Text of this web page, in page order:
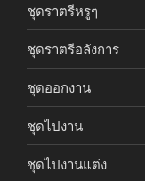
ชุดราตรีหรูๆ
ชุดราตรีอลังการ
ชุดออกงาน
ชุดไปงาน
ชุดไปงานแต่ง